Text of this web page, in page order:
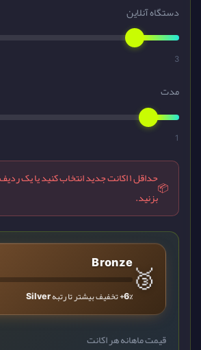
دستگاه آنلاین
3
مدت
1
📦
حداقل ۱ اکانت جدید انتخاب کنید یا یک
بزنید.
🥉
Bronze
+6%تخفیف بیشتر تا رتبهSilver
قیمت ماهانه هر اکانت